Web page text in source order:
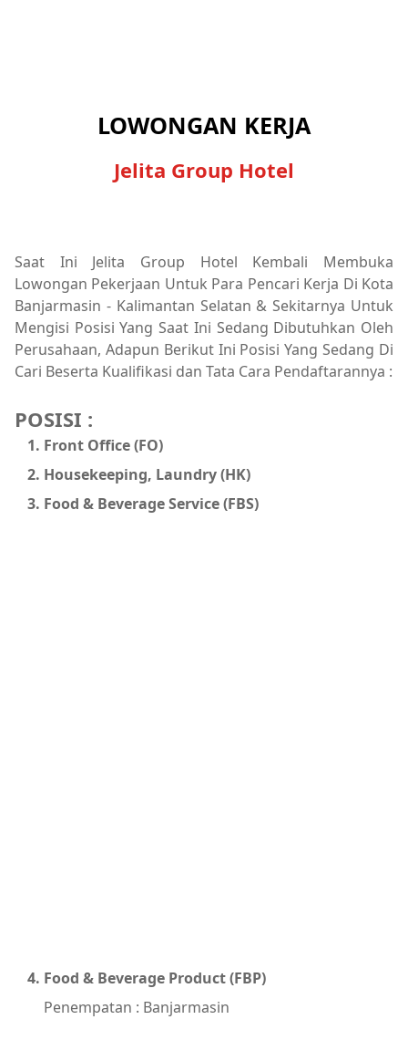
LOWONGAN KERJA
Jelita Group Hotel
Saat Ini Jelita Group Hotel Kembali Membuka
Lowongan Pekerjaan Untuk Para Pencari Kerja Di Kota
Banjarmasin - Kalimantan Selatan & Sekitarnya Untuk
Mengisi Posisi Yang Saat Ini Sedang Dibutuhkan Oleh
Perusahaan, Adapun Berikut Ini Posisi Yang Sedang Di
Cari Beserta Kualifikasi dan Tata Cara Pendaftarannya :
POSISI :
Front Office (FO)
Housekeeping, Laundry (HK)
Food & Beverage Service (FBS)
Food & Beverage Product (FBP)
Penempatan : Banjarmasin